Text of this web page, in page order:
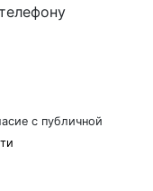
с публичной